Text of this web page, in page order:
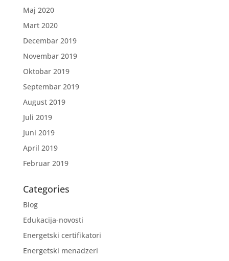
Maj 2020
Mart 2020
Decembar 2019
Novembar 2019
Oktobar 2019
Septembar 2019
August 2019
Juli 2019
Juni 2019
April 2019
Februar 2019
Categories
Blog
Edukacija-novosti
Energetski certifikatori
Energetski menadzeri